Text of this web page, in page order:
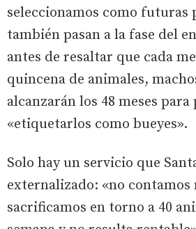
seleccionamos como futuras
también pasan a la fase del
antes de resaltar que cada
quincena de animales,
alcanzarán los 48 meses para
«etiquetarlos como bueyes».
Solo hay un servicio que
externalizado: «no
sacrificamos en torno a 40